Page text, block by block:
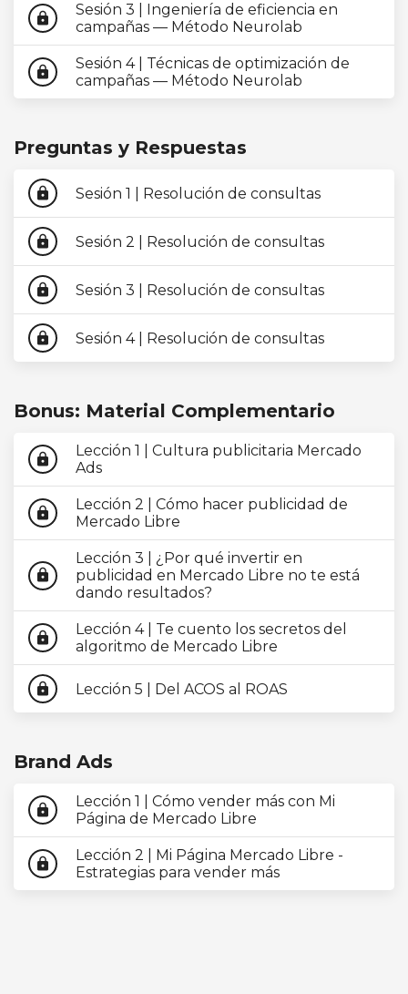
lock
Sesión 3 | Ingeniería de eficiencia en
campañas — Método Neurolab
lock
Sesión 4 | Técnicas de optimización de
campañas — Método Neurolab
Preguntas y Respuestas
lock Sesión 1 | Resolución de consultas
lock Sesión 2 | Resolución de consultas
lock Sesión 3 | Resolución de consultas
lock Sesión 4 | Resolución de consultas
Bonus: Material Complementario
lock
Lección 1 | Cultura publicitaria Mercado
Ads
lock
Lección 2 | Cómo hacer publicidad de
Mercado Libre
lock
Lección 3 | ¿Por qué invertir en
publicidad en Mercado Libre no te está
dando resultados?
lock
Lección 4 | Te cuento los secretos del
algoritmo de Mercado Libre
lock Lección 5 | Del ACOS al ROAS
Brand Ads
lock
Lección 1 | Cómo vender más con Mi
Página de Mercado Libre
lock
Lección 2 | Mi Página Mercado Libre -
Estrategias para vender más